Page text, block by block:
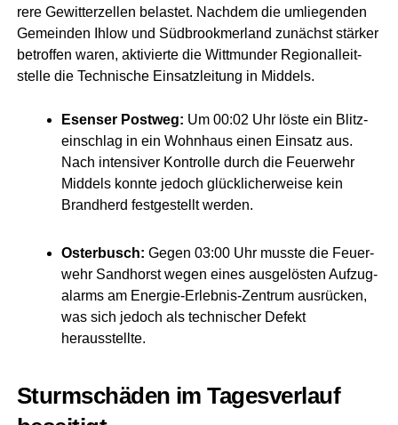
re­re Gewit­ter­zel­len belas­tet. Nach­dem die umlie­gen­den
Gemein­den Ihlow und Süd­brook­mer­land zunächst stär­ker
betrof­fen waren, akti­vier­te die Witt­mun­der Regio­nal­leit­
stel­le die Tech­ni­sche Ein­satz­lei­tung in Middels.
Esen­ser Post­weg: Um 00:02 Uhr lös­te ein Blitz­
ein­schlag in ein Wohn­haus einen Ein­satz aus.
Nach inten­si­ver Kon­trol­le durch die Feu­er­wehr
Mid­dels konn­te jedoch glück­li­cher­wei­se kein
Brand­herd fest­ge­stellt werden.
Oster­busch: Gegen 03:00 Uhr muss­te die Feu­er­
wehr Sand­horst wegen eines aus­ge­lös­ten Auf­zu­g­
alarms am Ener­gie-Erleb­nis-Zen­trum aus­rü­cken,
was sich jedoch als tech­ni­scher Defekt
herausstellte.
Sturm­schä­den im Tages­ver­lauf